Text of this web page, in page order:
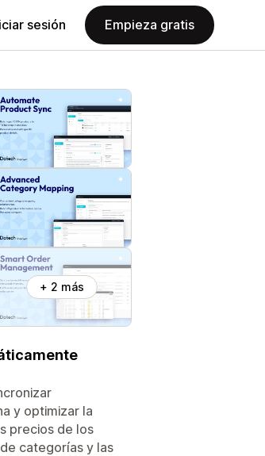
sesión Empieza gratis
+ 2 más
y optimizar la
precios de los
categorías y las